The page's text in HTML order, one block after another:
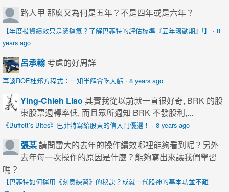
路人甲 那麼又為何是五年？不是四年或是六年？
【年度投資績效只是憑運氣？了解巴菲特的評估標準『五年滾動期』!】 · 8
years ago
呂承翰考慮的好周詳
再談ROE杜邦方程式：一知半解會吃大虧 · 8 years ago
Ying-Chieh Liao 其實我從以前就一直很好奇, BRK 的股
東股票週轉率低, 而且眾所週知 BRK 不發股利,...
《Buffett’s Bites》巴菲特寫給股東的信入門優選！ · 8 years ago
張某請問雷大的去年的操作績效哪裡能夠看到呢？另外
去年每一次操作的原因是什麼？能夠寫出來讓我們學習
嗎？
【巴菲特如何運用《刻意練習》的秘訣？成就一代股神的基本功並不難